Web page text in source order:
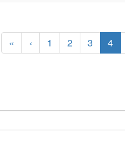
« ‹ 1 2 3 4